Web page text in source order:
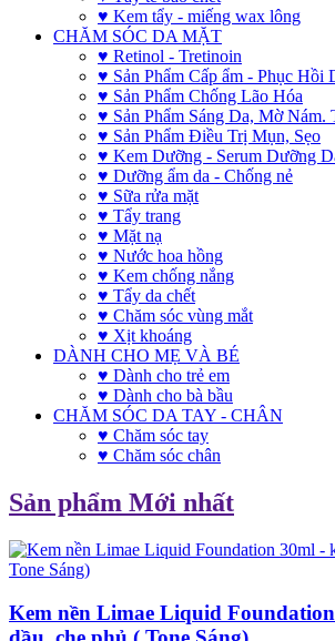
♥ Kem tẩy - miếng wax lông
CHĂM SÓC DA MẶT
♥ Retinol - Tretinoin
♥ Sản Phẩm Cấp ẩm - Phục Hồi
♥ Sản Phẩm Chống Lão Hóa
♥ Sản Phẩm Sáng Da, Mờ Nám.
♥ Sản Phẩm Điều Trị Mụn, Sẹo
♥ Kem Dưỡng - Serum Dưỡng
♥ Dưỡng ẩm da - Chống nẻ
♥ Sữa rửa mặt
♥ Tẩy trang
♥ Mặt nạ
♥ Nước hoa hồng
♥ Kem chống nắng
♥ Tẩy da chết
♥ Chăm sóc vùng mắt
♥ Xịt khoáng
DÀNH CHO MẸ VÀ BÉ
♥ Dành cho trẻ em
♥ Dành cho bà bầu
CHĂM SÓC DA TAY - CHÂN
♥ Chăm sóc tay
♥ Chăm sóc chân
Sản phẩm Mới nhất
Kem nền Limae Liquid